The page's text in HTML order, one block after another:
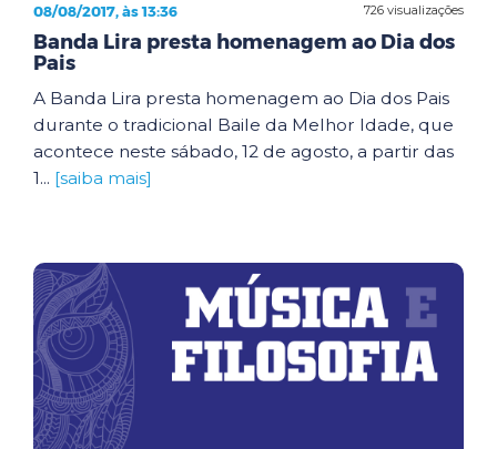
726 visualizações
08/08/2017, às 13:36
Banda Lira presta homenagem ao Dia dos
Pais
A Banda Lira presta homenagem ao Dia dos Pais
durante o tradicional Baile da Melhor Idade, que
acontece neste sábado, 12 de agosto, a partir das
1... [saiba mais]